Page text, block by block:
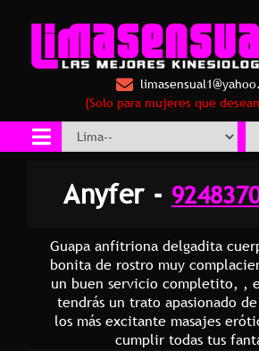
(Solo para mujeres que
Anyfer -
Guapa anfitriona delgadita
bonita de rostro muy
un buen servicio completito, ,
tendrás un trato apasionado
los más excitante masajes
cumplir todas tus